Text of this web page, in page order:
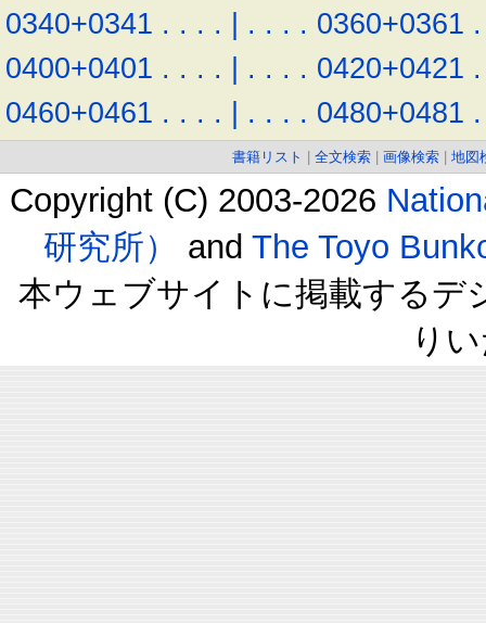
0340+0341 . . . . | . . . . 0360+0361 .
0400+0401 . . . . | . . . . 0420+0421 .
0460+0461 . . . . | . . . . 0480+0481 .
書籍リスト 全文検索 画像検索 地図
Copyright (C) 2003-2026
研究所）
and The Toyo
本ウェブサイトに掲載するデ
り